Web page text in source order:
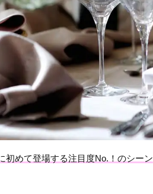
初めて登場する注目度No.！のシーン